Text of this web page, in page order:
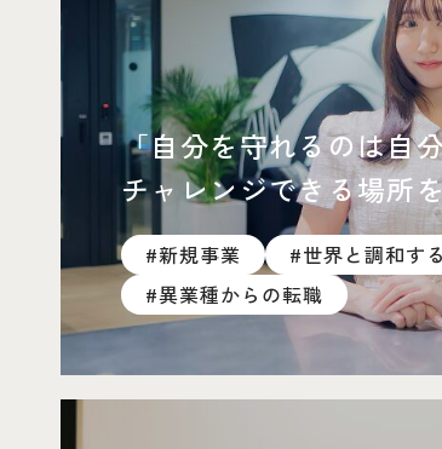
「自分を守れるのは自
チャレンジできる場所
#新規事業
#世界と調和する
#異業種からの転職